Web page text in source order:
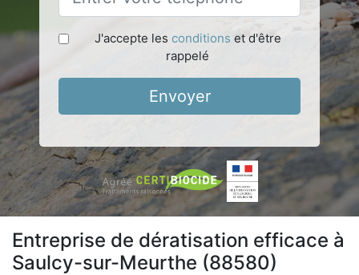
J'accepte les conditions et d'être
rappelé
Envoyer
Entreprise de dératisation efficace à
Saulcy-sur-Meurthe (88580)